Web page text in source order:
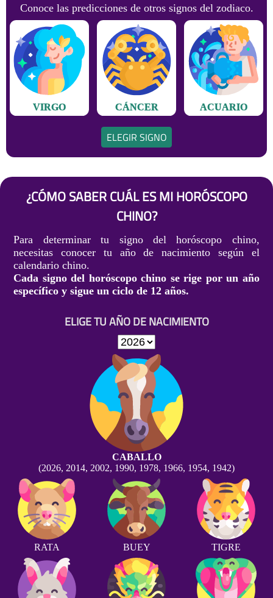
Conoce las predicciones de otros signos del zodiaco.
VIRGO CÁNCER ACUARIO
ELEGIR SIGNO
¿CÓMO SABER CUÁL ES MI HORÓSCOPO
CHINO?
Para determinar tu signo del horóscopo chino,
necesitas conocer tu año de nacimiento según el
calendario chino.
Cada signo del horóscopo chino se rige por un año
específico y sigue un ciclo de 12 años.
ELIGE TU AÑO DE NACIMIENTO
CABALLO
(2026, 2014, 2002, 1990, 1978, 1966, 1954, 1942)
RATA BUEY TIGRE